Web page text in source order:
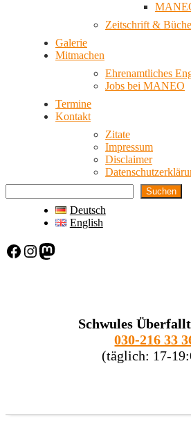
Zeitschrift &
Galerie
Mitmachen
Ehrenamtliches
Jobs bei MANEO
Termine
Kontakt
Zitate
Impressum
Disclaimer
Suchen
Deutsch
English
Facebook Instagram Mastodon
Schwules
030-216 33
(täglich: 17-